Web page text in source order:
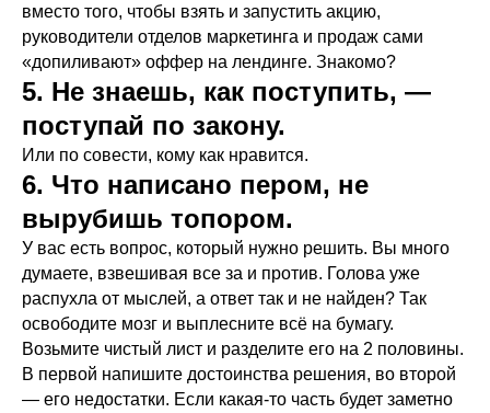
вместо того, чтобы взять и запустить акцию,
руководители отделов маркетинга и продаж сами
«допиливают» оффер на лендинге. Знакомо?
5. Не знаешь, как поступить, —
поступай по закону.
Или по совести, кому как нравится.
6. Что написано пером, не
вырубишь топором.
У вас есть вопрос, который нужно решить. Вы много
думаете, взвешивая все за и против. Голова уже
распухла от мыслей, а ответ так и не найден? Так
освободите мозг и выплесните всё на бумагу.
Возьмите чистый лист и разделите его на 2 половины.
В первой напишите достоинства решения, во второй
— его недостатки. Если какая-то часть будет заметно